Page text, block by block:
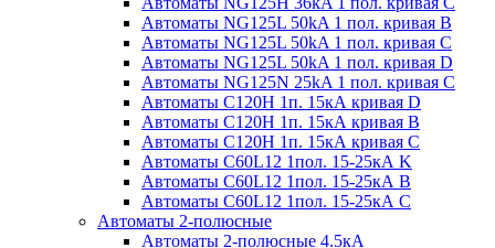
Автоматы NG125L 50kA 1 пол. кривая B
Автоматы NG125L 50kA 1 пол. кривая C
Автоматы NG125L 50kA 1 пол. кривая D
Автоматы NG125N 25kA 1 пол. кривая C
Автоматы С120H 1п. 15кА кривая D
Автоматы С120H 1п. 15кА кривая В
Автоматы С120H 1п. 15кА кривая С
Автоматы С60L12 1пол. 15-25кА K
Автоматы С60L12 1пол. 15-25кА В
Автоматы С60L12 1пол. 15-25кА С
Автоматы 2-полюсные
Автоматы 2-полюсные 4.5кА